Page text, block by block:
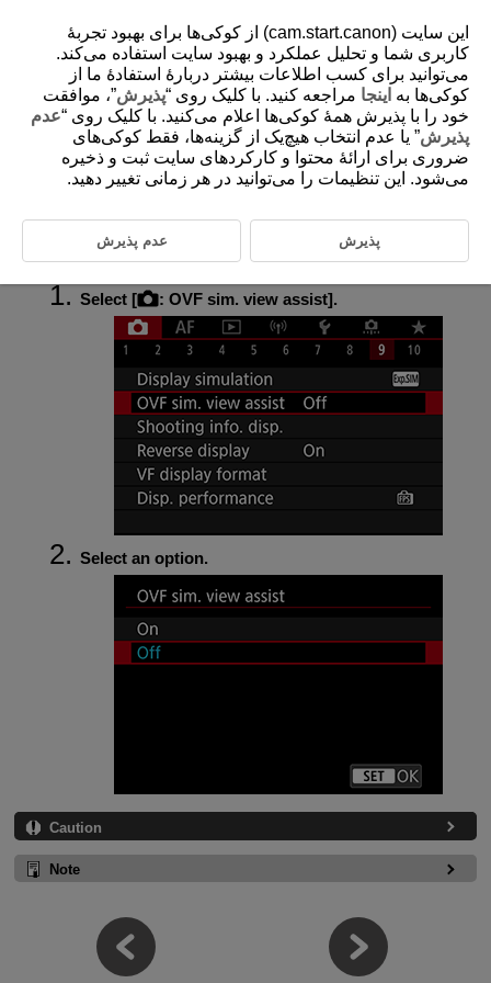
D185-097
Optical Viewfinder Simulation
Natural-looking viewfinder and screen display, resembling the view from
images displayed with this feature set to [On] may differ from actual
shooting results.
Select [ : OVF sim. view assist].
Select an option.
Caution
Note
این سایت (cam.start.canon) از کوکی‌ها برای بهبود تجربۀ
کاربری شما و تحلیل عملکرد و بهبود سایت استفاده می‌کند.
می‌توانید برای کسب اطلاعات بیشتر دربارۀ استفادۀ ما از
کوکی‌ها به اینجا مراجعه کنید. با کلیک روی “پذیرش”، موافقت
خود را با پذیرش همۀ کوکی‌ها اعلام می‌کنید. با کلیک روی “عدم
پذیرش” یا عدم انتخاب هیچ‌یک از گزینه‌ها، فقط کوکی‌های
ضروری برای ارائۀ محتوا و کارکردهای سایت ثبت و ذخیره
می‌شود. این تنظیمات را می‌توانید در هر زمانی تغییر دهید.
پذیرش عدم پذیرش